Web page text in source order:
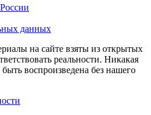
данных
на сайте взяты из открытых
реальности. Никакая
воспроизведена без нашего